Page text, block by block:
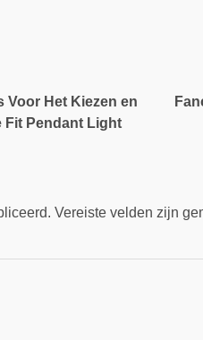
Voor Het Kiezen en
Fit Pendant Light
Vereiste velden zijn